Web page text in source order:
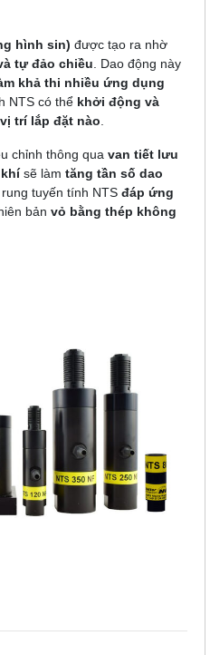
hình sin) được tạo ra nhờ
tự đảo chiều . Dao động này
khả thi nhiều ứng dụng
NTS có thể khởi động và
trí lắp đặt nào
chỉnh thông qua van tiết lưu
sẽ làm tăng tần số dao
rung tuyến tính NTS đáp ứng
bản vỏ bằng thép không